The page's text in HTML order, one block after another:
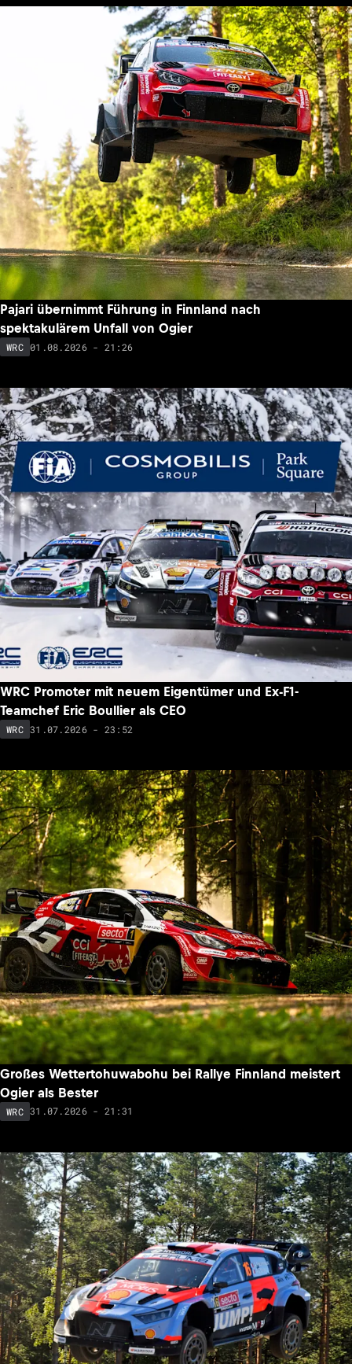
Pajari übernimmt Führung in Finnland nach
spektakulärem Unfall von Ogier
WRC 01.08.2026 - 21:26
WRC Promoter mit neuem Eigentümer und Ex-F1-
Teamchef Eric Boullier als CEO
WRC 31.07.2026 - 23:52
Großes Wettertohuwabohu bei Rallye Finnland meistert
Ogier als Bester
WRC 31.07.2026 - 21:31